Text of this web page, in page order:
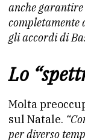
anche garantire
completamente
gli accordi di
Lo
Molta
sul Natale.
per diverso